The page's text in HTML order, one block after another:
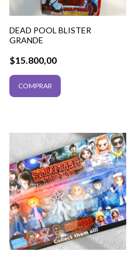
DEAD POOL BLISTER
GRANDE
$15.800,00